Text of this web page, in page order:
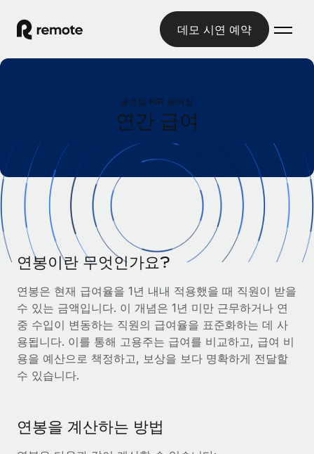
데모 시연 예약
글로벌 고용
글로벌 급여
규정을 준수하며 급여 지급을 손쉽게 처리
기록상 고용주(EOR)
법인 설립 비용 없이 전 세계로 사업을 확장
기록상 계약자
계약자 관리
전 세계 계약자의 온보딩 및 관리
PEO
복잡한 고용 업무를 아웃소싱
Remote 통합
HR을 워크플로에 매끄럽게 통합
글로벌 서비스 제공
국가별 정보
국가별 글로벌 채용 지원 알아보기
미국 주별 정보
미국 모든 주 전역에서 채용 업무를 간소화
Remote와 다른 솔루션 비교
다른 업체들과 비교해보기
성장 단계
스타트업
중견기업
리소스
도구 및 계산기
오분류 리스크 평가 도구
국가별 직원 오분류 리스크 확인
국가별 총 인건비 계산
계약자 지급 계산기
글로벌 계약직을 위한 통화 옵션과 지급 소요 시간 확인
한국어
English
Nederlands
Français
로그인
글로벌 HR 용어집
연간 급여
연봉이란 무엇인가요?
연봉은 현재 급여율을 1년 내내 적용했을 때 직원이 받을
수 있는 금액입니다. 이 개념은 1년 미만 근무하거나 연
중 수입이 변동하는 직원의 급여율을 표준화하는 데 사
용됩니다. 이를 통해 고용주는 급여를 비교하고, 급여 비
용을 예산으로 책정하고, 보상을 보다 명확하게 전달할
수 있습니다.
연봉을 계산하는 방법